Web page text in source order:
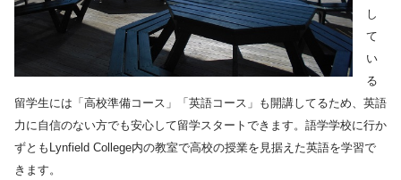
し
て
い
る
留学生には「高校準備コース」「英語コース」も開講してるため、英語
力に自信のない方でも安心して留学スタートできます。語学学校に行か
ずともLynfield College内の教室で高校の授業を見据えた英語を学習で
きます。